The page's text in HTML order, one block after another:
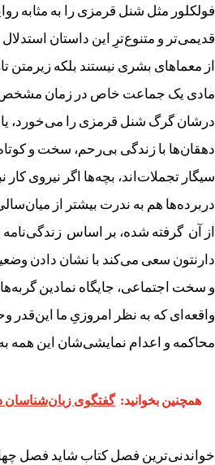
فولکلور مثل شنل قرمزی را به مثابه‌‌
قدیمی‌تر و متنوع‌ترِ این داستان
از معماهای بشری نیستند بلکه
مادی یک جماعت خاص در زمان
درشان گرگ شنل قرمزی را می‌خورد، یا
دهقان‌ها با زندگی بی‌رحم، سخت و
سیگار تجملات‌اند، بچه‌ها اگر نیروی
دربرده‌ها هم به ندرت بیشتر از
از آن گرفته شده، بر اساس
دارنتون سعی می‌کند با نشان دادن
و سخت اجتماعی، جایگاه نمادین
واقعه‌‌ای که به نظر امروزیِ ما
محاکمه و اعدام نمایشی‌شان این همه
همچنین بخوانید: گفتگوی زبان‌شناسان
خواندنی‌ترین فصل کتاب شاید فصل